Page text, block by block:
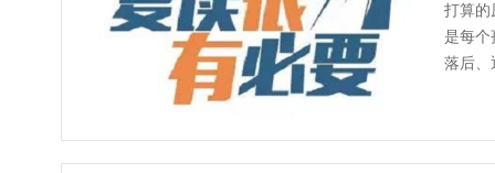
打算的
是每
落后、